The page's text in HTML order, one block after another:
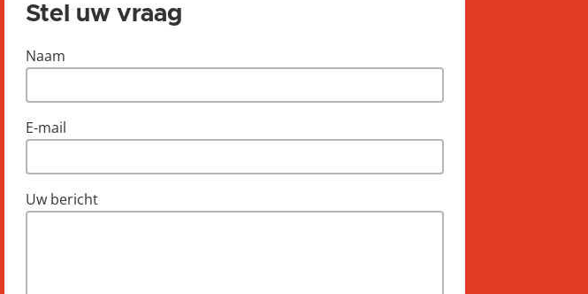
Stel uw vraag
Naam
E-mail
Uw bericht